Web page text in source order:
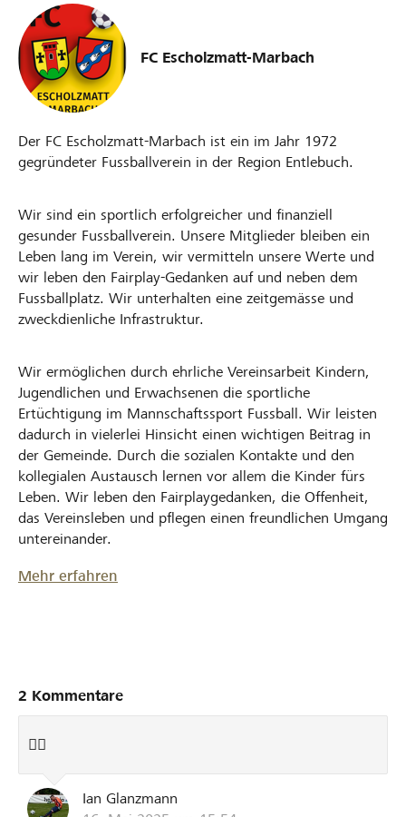
FC Escholzmatt-Marbach
Der FC Escholzmatt-Marbach ist ein im Jahr 1972
gegründeter Fussballverein in der Region Entlebuch.
Wir sind ein sportlich erfolgreicher und finanziell
gesunder Fussballverein. Unsere Mitglieder bleiben ein
Leben lang im Verein, wir vermitteln unsere Werte und
wir leben den Fairplay-Gedanken auf und neben dem
Fussballplatz. Wir unterhalten eine zeitgemässe und
zweckdienliche Infrastruktur.
Wir ermöglichen durch ehrliche Vereinsarbeit Kindern,
Jugendlichen und Erwachsenen die sportliche
Ertüchtigung im Mannschaftssport Fussball. Wir leisten
dadurch in vielerlei Hinsicht einen wichtigen Beitrag in
der Gemeinde. Durch die sozialen Kontakte und den
kollegialen Austausch lernen vor allem die Kinder fürs
Leben. Wir leben den Fairplaygedanken, die Offenheit,
das Vereinsleben und pflegen einen freundlichen Umgang
untereinander.
Mehr erfahren
2 Kommentare
👍🏼
Ian Glanzmann